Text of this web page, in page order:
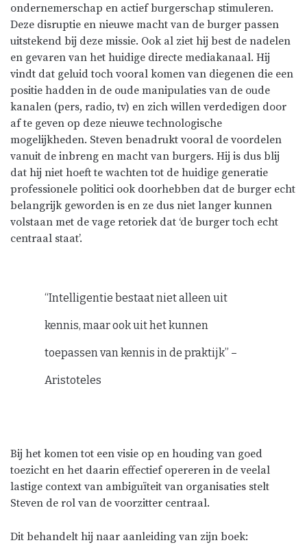
ondernemerschap en actief burgerschap stimuleren.
Deze disruptie en nieuwe macht van de burger passen
uitstekend bij deze missie. Ook al ziet hij best de nadelen
en gevaren van het huidige directe mediakanaal. Hij
vindt dat geluid toch vooral komen van diegenen die een
positie hadden in de oude manipulaties van de oude
kanalen (pers, radio, tv) en zich willen verdedigen door
af te geven op deze nieuwe technologische
mogelijkheden. Steven benadrukt vooral de voordelen
vanuit de inbreng en macht van burgers. Hij is dus blij
dat hij niet hoeft te wachten tot de huidige generatie
professionele politici ook doorhebben dat de burger echt
belangrijk geworden is en ze dus niet langer kunnen
volstaan met de vage retoriek dat ‘de burger toch echt
centraal staat’.
“Intelligentie bestaat niet alleen uit
kennis, maar ook uit het kunnen
toepassen van kennis in de praktijk” –
Aristoteles
Bij het komen tot een visie op en houding van goed
toezicht en het daarin effectief opereren in de veelal
lastige context van ambiguïteit van organisaties stelt
Steven de rol van de voorzitter centraal.
Dit behandelt hij naar aanleiding van zijn boek: